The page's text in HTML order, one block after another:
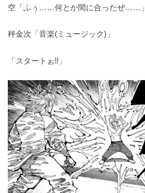
空「ふぅ……何とか間に合ったぜ……」
秤金次「音楽(ミュージック)」
「スタートぉ!!」